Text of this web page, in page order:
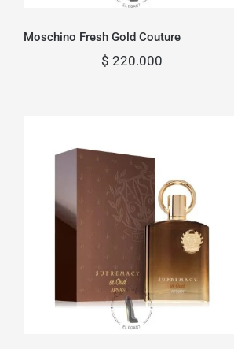
Moschino Fresh Gold Couture
$ 220.000
supremacy in oud